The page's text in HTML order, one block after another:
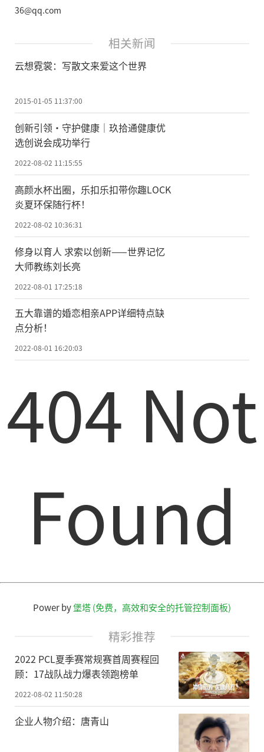
36@qq.com
相关新闻
云想霓裳：写散文来爱这个世界
2015-01-05 11:37:00
创新引领·守护健康｜玖拾通健康优
选创说会成功举行
2022-08-02 11:15:55
高颜水杯出圈，乐扣乐扣带你趣LOCK
炎夏环保随行杯！
2022-08-02 10:36:31
修身以育人 求索以创新——世界记忆
大师教练刘长亮
2022-08-01 17:25:18
五大靠谱的婚恋相亲APP详细特点缺
点分析！
2022-08-01 16:20:03
404 Not
Found
Power by堡塔 (免费，高效和安全的托管控制面板)
精彩推荐
2022 PCL夏季赛常规赛首周赛程回
顾：17战队战力爆表领跑榜单
2022-08-02 11:50:28
企业人物介绍：唐青山